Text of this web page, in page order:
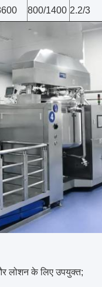
800/1400 2.2/3
लोशन के लिए उपयुक्त;